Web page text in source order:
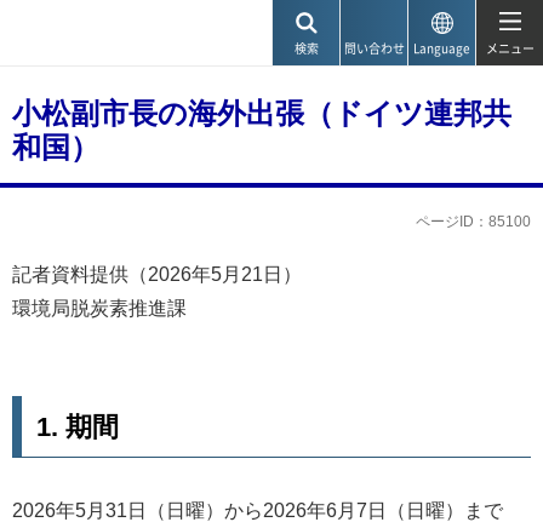
検索 問い合わせ Language メニュー
小松副市長の海外出張（ドイツ連邦共
和国）
ページID：85100
記者資料提供（2026年5月21日）
環境局脱炭素推進課
1. 期間
2026年5月31日（日曜）から2026年6月7日（日曜）まで